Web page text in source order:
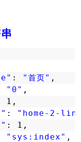
: "首页" ,
"0" ,
1,
:
"home-2-
: 1,
"sys:index" ,